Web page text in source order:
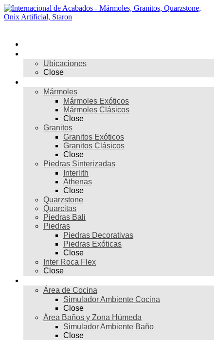
Skip
to
Ubicaciones
Close
Mármoles
Mármoles Exóticos
Mármoles Clásicos
Close
Granitos
Granitos Exóticos
Granitos Clásicos
Close
Piedras Sinterizadas
Interlith
Athenas
Close
Quarzstone
Quarcitas
Piedras Bali
Piedras
Piedras Decorativas
Piedras Exóticas
Close
Inter Roca Flex
Close
Área de Cocina
Simulador Ambiente Cocina
Close
Área Baños y Zona Húmeda
Simulador Ambiente Baño
Close